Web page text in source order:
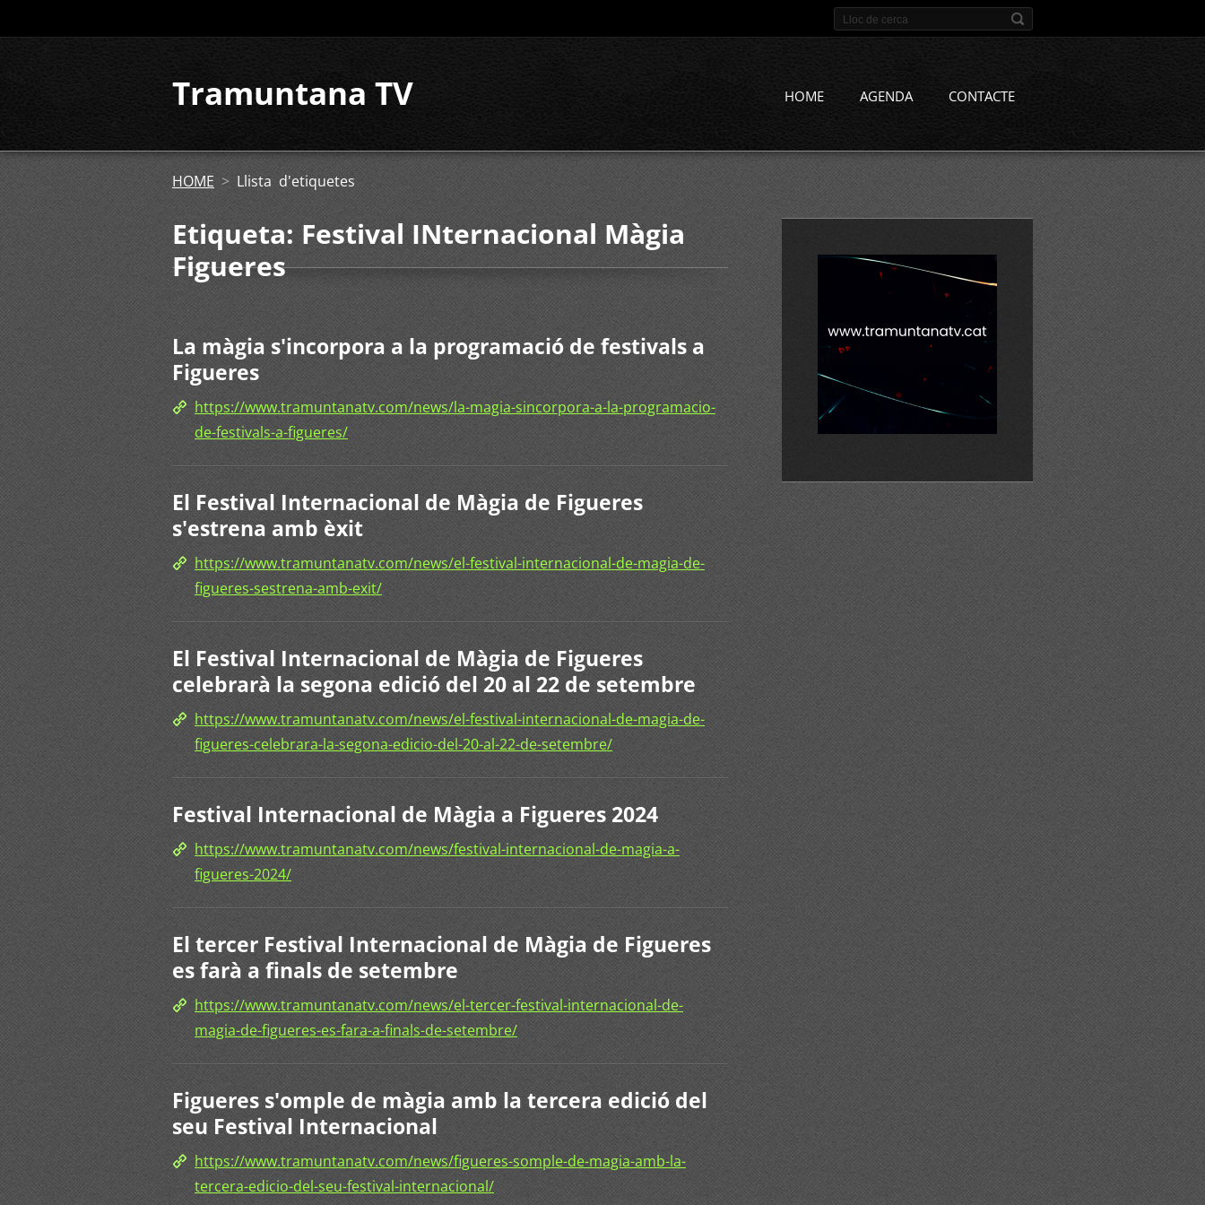
Tramuntana TV HOME AGENDA CONTACTE
HOME > Llista d'etiquetes
Etiqueta: Festival INternacional Màgia
Figueres
La màgia s'incorpora a la programació de festivals a
Figueres
https://www.tramuntanatv.com/news/la-magia-sincorpora-a-la-programacio-
de-festivals-a-figueres/
El Festival Internacional de Màgia de Figueres
s'estrena amb èxit
https://www.tramuntanatv.com/news/el-festival-internacional-de-magia-de-
figueres-sestrena-amb-exit/
El Festival Internacional de Màgia de Figueres
celebrarà la segona edició del 20 al 22 de setembre
https://www.tramuntanatv.com/news/el-festival-internacional-de-magia-de-
figueres-celebrara-la-segona-edicio-del-20-al-22-de-setembre/
Festival Internacional de Màgia a Figueres 2024
https://www.tramuntanatv.com/news/festival-internacional-de-magia-a-
figueres-2024/
El tercer Festival Internacional de Màgia de Figueres
es farà a finals de setembre
https://www.tramuntanatv.com/news/el-tercer-festival-internacional-de-
magia-de-figueres-es-fara-a-finals-de-setembre/
Figueres s'omple de màgia amb la tercera edició del
seu Festival Internacional
https://www.tramuntanatv.com/news/figueres-somple-de-magia-amb-la-
tercera-edicio-del-seu-festival-internacional/